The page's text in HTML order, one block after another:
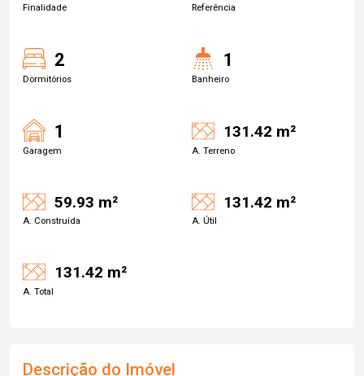
Finalidade Referência
2
Dormitórios
1
Banheiro
1
Garagem
131.42 m²
A. Terreno
59.93 m²
A. Construída
131.42 m²
A. Útil
131.42 m²
A. Total
Descrição do Imóvel